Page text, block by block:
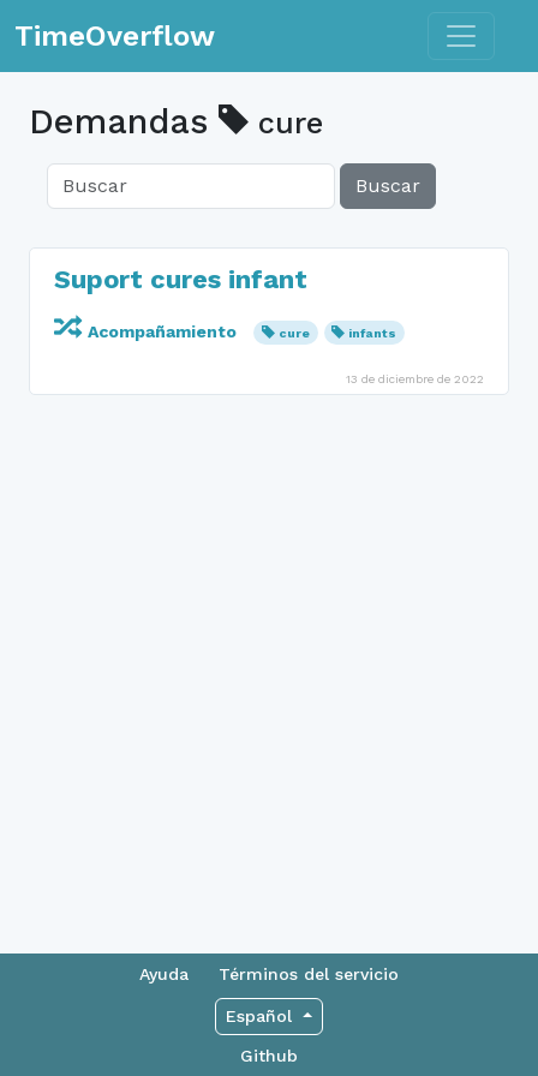
TimeOverflow Toggle
Demandas cure
Buscar
Suport cures infant
Acompañamiento cure infants
13 de diciembre de 2022
Ayuda Términos del servicio
Español
Github